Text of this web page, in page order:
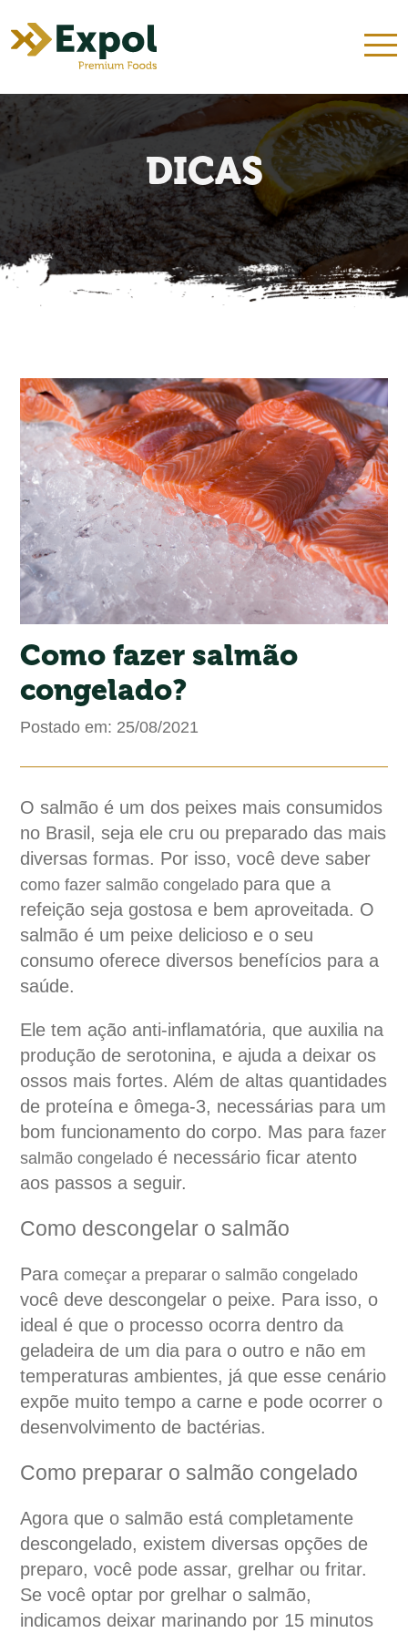
QUEM SOMOS NOSSOS KITS
DICAS
DICAS
Como fazer salmão
congelado?
Postado em: 25/08/2021
O salmão é um dos peixes mais consumidos
no Brasil, seja ele cru ou preparado das mais
diversas formas. Por isso, você deve saber
como fazer salmão congelado para que a
refeição seja gostosa e bem aproveitada. O
salmão é um peixe delicioso e o seu
consumo oferece diversos benefícios para a
saúde.
Ele tem ação anti-inflamatória, que auxilia na
produção de serotonina, e ajuda a deixar os
ossos mais fortes. Além de altas quantidades
de proteína e ômega-3, necessárias para um
bom funcionamento do corpo. Mas para fazer
salmão congelado é necessário ficar atento
aos passos a seguir.
Como descongelar o salmão
Para começar a preparar o salmão congelado
você deve descongelar o peixe. Para isso, o
ideal é que o processo ocorra dentro da
geladeira de um dia para o outro e não em
temperaturas ambientes, já que esse cenário
expõe muito tempo a carne e pode ocorrer o
desenvolvimento de bactérias.
Como preparar o salmão congelado
Agora que o salmão está completamente
descongelado, existem diversas opções de
preparo, você pode assar, grelhar ou fritar.
Se você optar por grelhar o salmão,
indicamos deixar marinando por 15 minutos